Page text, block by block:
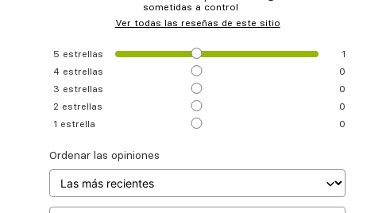
sometidas a control
Ver todas las reseñas de este sitio
5 estrellas
1
4 estrellas
0
3 estrellas
0
2 estrellas
0
1 estrella 0
Ordenar las opiniones